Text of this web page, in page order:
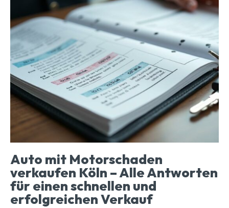
Auto mit Motorschaden
verkaufen Köln – Alle Antworten
für einen schnellen und
erfolgreichen Verkauf